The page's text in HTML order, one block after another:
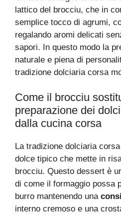
lattico del brocciu, che in
semplice tocco di agrumi,
regalando aromi delicati
sapori. In questo modo la
naturale e piena di
tradizione dolciaria corsa
Come il brocciu
preparazione dei
dalla cucina corsa
La tradizione dolciaria
dolce tipico che mette in
brocciu. Questo dessert è
di come il formaggio possa
burro mantenendo una
interno cremoso e una